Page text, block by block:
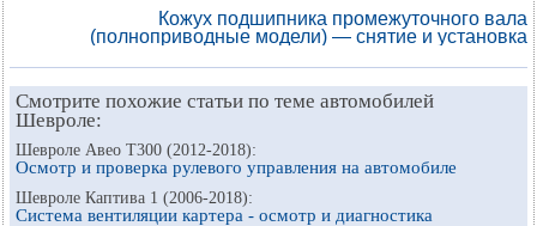
Кожух подшипника промежуточного вала
(полноприводные модели) — снятие и установка
Смотрите похожие статьи по теме автомобилей
Шевроле:
Шевроле Авео Т300 (2012-2018):
Осмотр и проверка рулевого управления на автомобиле
Шевроле Каптива 1 (2006-2018):
Система вентиляции картера - осмотр и диагностика